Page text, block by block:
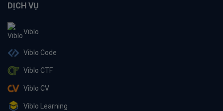
DỊCH VỤ
Viblo
Viblo Code
Viblo CTF
Viblo CV
Viblo Learning